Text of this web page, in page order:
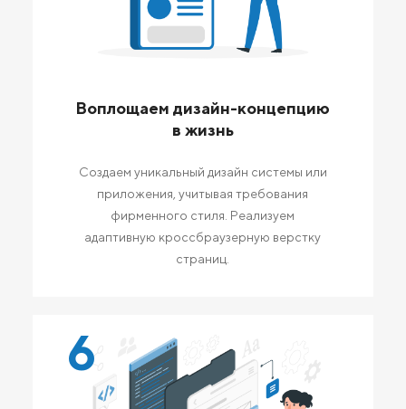
Воплощаем дизайн-концепцию
в жизнь
Создаем уникальный дизайн системы или
приложения, учитывая требования
фирменного стиля. Реализуем
адаптивную кроссбраузерную верстку
страниц.
6